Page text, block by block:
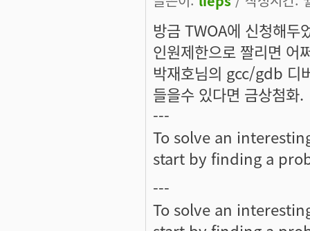
방금 TWOA에 신청해두
인원제한으로 짤리면 어
박재호님의 gcc/gdb 디
들을수 있다면 금상첨화.
---
To solve an
start by finding a
---
To solve an